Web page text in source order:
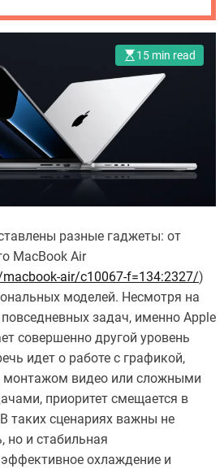
15 min read
разные гаджеты: от
MacBook Air
air/c10067-f=134:2327/)
моделей. Несмотря на
задач, именно Apple
совершенно другой уровень
идет о работе с графикой,
монтажом видео или сложными
приоритет смещается в
таких сценариях важны не
но и стабильная
охлаждение и